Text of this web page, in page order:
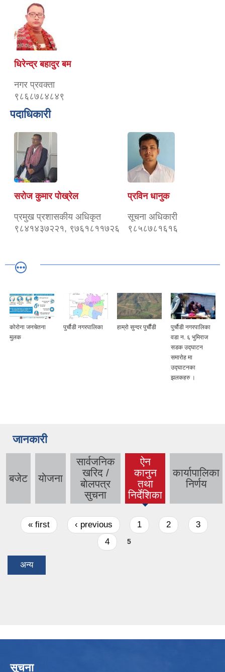
धिरेन्द्र बहादुर बम
नगर प्रवक्ता
९८६८७८४८४९
पदाधिकारी
सरोज कुमार पोख्रेल
प्रमुख प्रशासकीय अधिकृत
९८४१४३७२२१, ९७६१८११७२६
प्रविन धानुक
सूचना अधिकारी
९८५८७८१६१६
कोराेना जनचेतना
मुलक
पुर्चौडी नगरपालिका हाम्रो सुन्दर पुर्चौंडी
पुर्चौडी नगरपालिका
वडा न. ६ भुमिराज
सडक उद्घ‍ाटन
समारोह मा
उद्घ‍ाटनका
झलकहरु ।
जानकारी
बजेट याेजना
सार्वजनिक
खरिद /
बाेलपत्र
सुचना
ऐन
कानुन
तथा
निर्देशिका
(active
tab)
कार्यापालिका
निर्णय
Pages
« first ‹ previous 1 2
3
4
5
अन्य
सूचना